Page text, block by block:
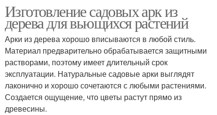
Изготовление садовых арк из
дерева для вьющихся растений
Арки из дерева хорошо вписываются в любой стиль.
Материал предварительно обрабатывается защитными
растворами, поэтому имеет длительный срок
эксплуатации. Натуральные садовые арки выглядят
лаконично и хорошо сочетаются с любыми растениями.
Создается ощущение, что цветы растут прямо из
древесины.